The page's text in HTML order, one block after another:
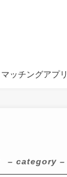
マッチングアプリ
– category –